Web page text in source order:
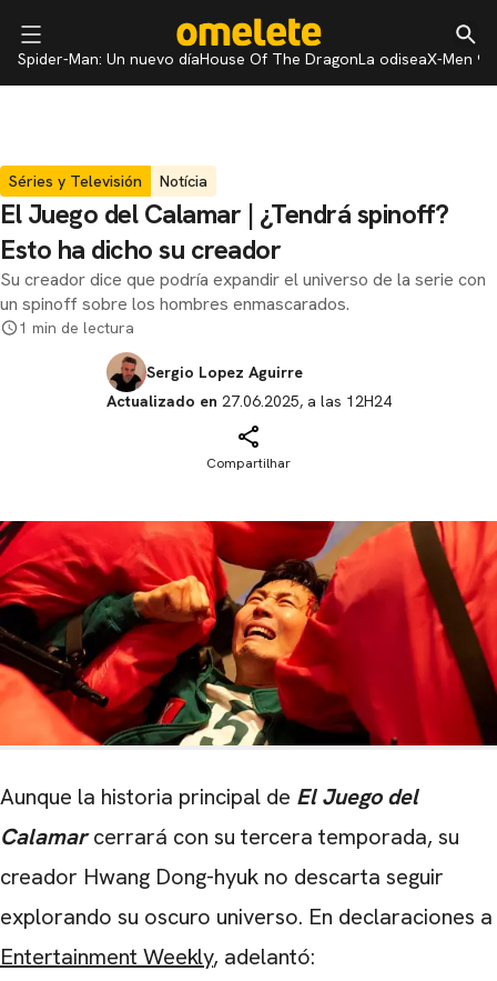
Spider-Man: Un nuevo díaHouse Of The DragonLa odiseaX-Men 97
Séries y Televisión Notícia
El Juego del Calamar | ¿Tendrá spinoff?
Esto ha dicho su creador
Su creador dice que podría expandir el universo de la serie con
un spinoff sobre los hombres enmascarados.
1 min de lectura
Sergio Lopez Aguirre
Actualizado en 27.06.2025, a las 12H24
Compartilhar
Aunque la historia principal de El Juego del
Calamarcerrará con su tercera temporada, su
creador Hwang Dong-hyuk no descarta seguir
explorando su oscuro universo. En declaraciones a
Entertainment Weekly, adelantó: